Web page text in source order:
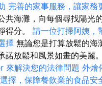
完善的家事服務，讓家務
共海灘，向每個尋找陽光
得分。 請一位打掃阿姨，
擇 無論您是打算放鬆的海
諾放鬆和風景如畫的美麗。
來解決您的法律問題 外燴
擇，保障餐飲業的食品安